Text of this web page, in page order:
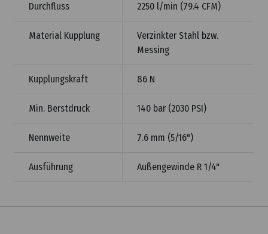
Durchfluss 2250 l/min (79.4 CFM)
Material Kupplung
Verzinkter Stahl bzw.
Messing
Kupplungskraft 86 N
Min. Berstdruck 140 bar (2030 PSI)
Nennweite 7.6 mm (5/16")
Ausführung Außengewinde R 1/4"